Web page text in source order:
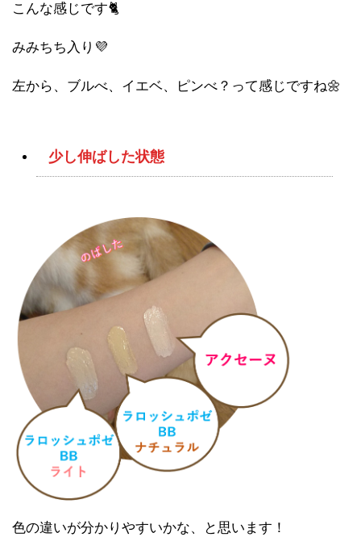
こんな感じです🐈
みみちち入り💜
左から、ブルべ、イエベ、ピンべ？って感じですね🌼
少し伸ばした状態
色の違いが分かりやすいかな、と思います！